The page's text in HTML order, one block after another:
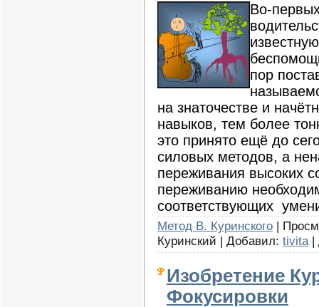
Во-
пор
на знаточестве и
навыков, тем более
это принято ещё до
силовых методов, а
переживания высоких
переживанию
соответствующих
Метод В. Куринского |
Куринский | Добавил: tivita |
Изобретение
Фокусировки